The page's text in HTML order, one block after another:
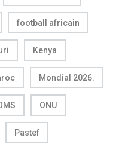
football africain
Kenya
Mondial 2026.
ONU
Pastef